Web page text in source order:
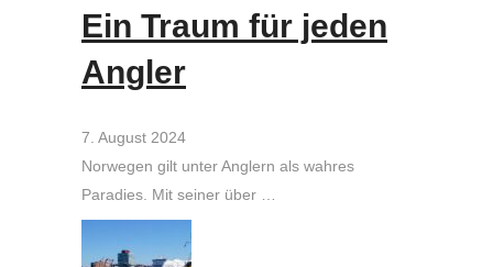
Ein Traum für jeden
Angler
7. August 2024
Norwegen gilt unter Anglern als wahres
Paradies. Mit seiner über …